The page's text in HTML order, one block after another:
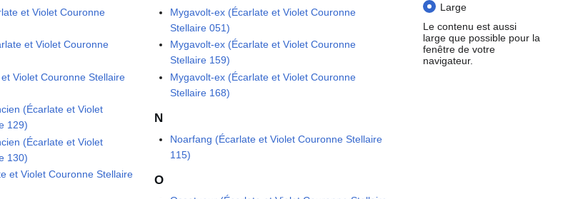
Large
Le contenu est aussi
large que possible pour la
fenêtre de votre
navigateur.
et Violet Couronne
et Violet Couronne
Violet Couronne Stellaire
(Écarlate et Violet
129)
(Écarlate et Violet
130)
et Violet Couronne Stellaire
Mygavolt-ex (Écarlate et Violet Couronne
Stellaire 051)
Mygavolt-ex (Écarlate et Violet Couronne
Stellaire 159)
Mygavolt-ex (Écarlate et Violet Couronne
Stellaire 168)
N
Noarfang (Écarlate et Violet Couronne Stellaire
115)
O